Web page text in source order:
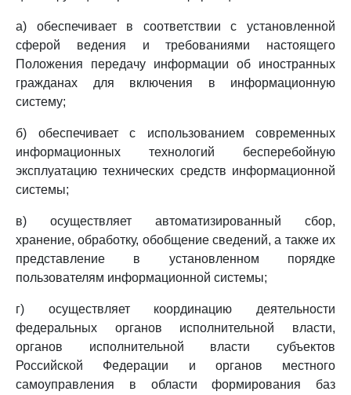
а) обеспечивает в соответствии с установленной
сферой ведения и требованиями настоящего
Положения передачу информации об иностранных
гражданах для включения в информационную
систему;
б) обеспечивает с использованием современных
информационных технологий бесперебойную
эксплуатацию технических средств информационной
системы;
в) осуществляет автоматизированный сбор,
хранение, обработку, обобщение сведений, а также их
представление в установленном порядке
пользователям информационной системы;
г) осуществляет координацию деятельности
федеральных органов исполнительной власти,
органов исполнительной власти субъектов
Российской Федерации и органов местного
самоуправления в области формирования баз